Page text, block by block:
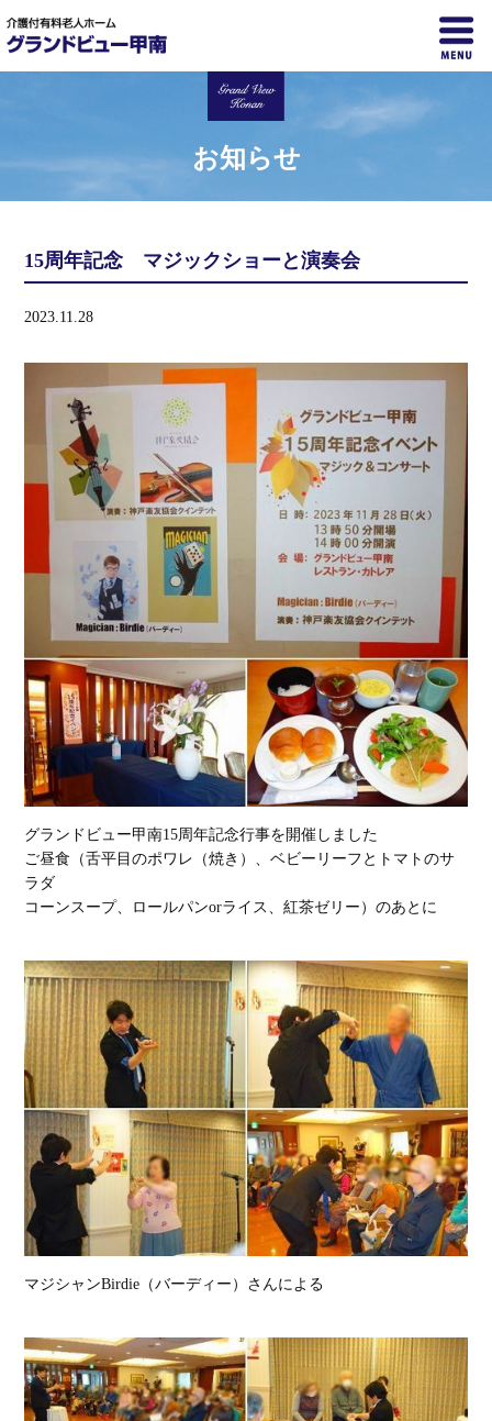
お知らせ
15周年記念 マジックショーと演奏会
2023.11.28
グランドビュー甲南15周年記念行事を開催しました
ご昼食（舌平目のポワレ（焼き）、ベビーリーフとトマトのサ
ラダ
コーンスープ、ロールパンorライス、紅茶ゼリー）のあとに
マジシャンBirdie（バーディー）さんによる